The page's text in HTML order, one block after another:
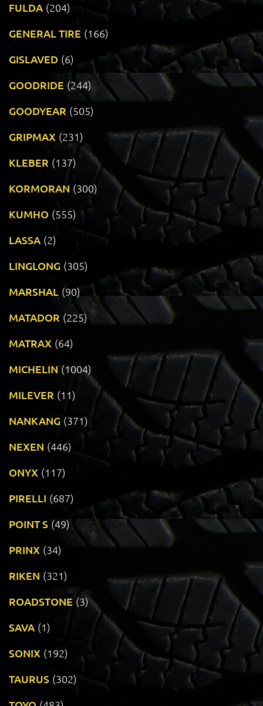
FULDA (204)
GENERAL TIRE (166)
GISLAVED (6)
GOODRIDE (244)
GOODYEAR (505)
GRIPMAX (231)
KLEBER (137)
KORMORAN (300)
KUMHO (555)
LASSA (2)
LINGLONG (305)
MARSHAL (90)
MATADOR (225)
MATRAX (64)
MICHELIN (1004)
MILEVER (11)
NANKANG (371)
NEXEN (446)
ONYX (117)
PIRELLI (687)
POINT S (49)
PRINX (34)
RIKEN (321)
ROADSTONE (3)
SAVA (1)
SONIX (192)
TAURUS (302)